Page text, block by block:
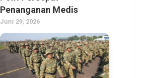
Penanganan Medis
Juni 29, 2026